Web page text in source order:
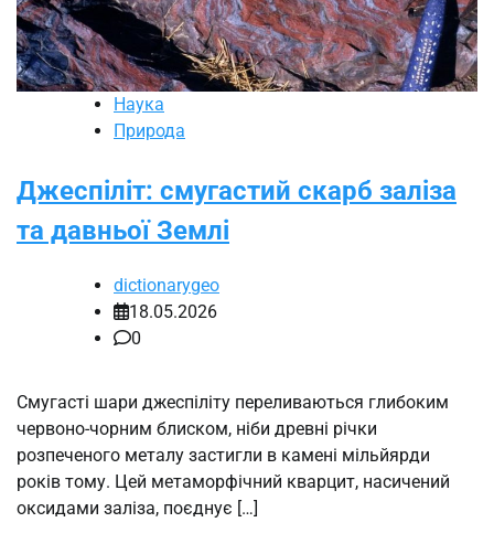
Наука
Природа
Джеспіліт: смугастий скарб заліза
та давньої Землі
dictionarygeo
18.05.2026
0
Смугасті шари джеспіліту переливаються глибоким
червоно-чорним блиском, ніби древні річки
розпеченого металу застигли в камені мільйярди
років тому. Цей метаморфічний кварцит, насичений
оксидами заліза, поєднує […]